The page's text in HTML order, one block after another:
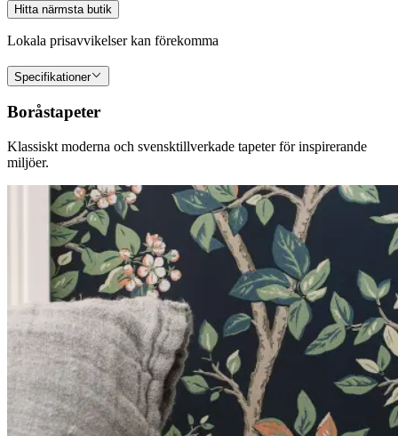
Hitta närmsta butik
Lokala prisavvikelser kan förekomma
Specifikationer
Boråstapeter
Klassiskt moderna och svensktillverkade tapeter för inspirerande
miljöer.